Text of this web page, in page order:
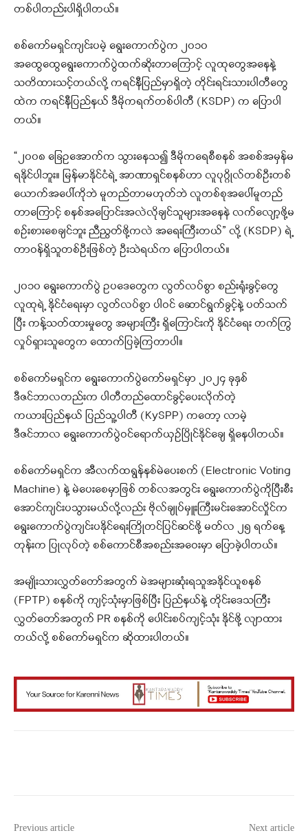
တစ်ပါတည်းပါရှိပါတယ်။
စစ်‌ကော်မရှင်ကျင်းပမဲ့ ရွေးကောက်ပွဲက ၂၀၁၀
အထွေထွေရွေးကောက်ပွဲထက်ဆိုးတာကြောင့် လူထုတွေအနေနဲ့
သတိထားသင့်တယ်လို့ ကရင်နီပြည်မှာရှိတဲ့ တိုင်းရင်းသားပါတီတွေ
ထဲက ကရင်နီပြည်နယ် ဒီမိုကရက်တစ်ပါတီ (KSDP) က ပြောပါ
တယ်။
“၂၀၀၈ ခြေဥအောက်က သွားနေသ၍ ဒီမိုကရေစီစနစ် အစစ်အမှန်မ
ရနိုင်ပါဘူး။ မြန်မာနိုင်ငံရဲ့ အာဏာရှင်စနစ်ဟာ လူပုဂ္ဂိုလ်တစ်ဦးတစ်
ယောက်အပေါ်ကိုဘဲ မူတည်တာမဟုတ်ဘဲ လူတစ်စုအပေါ်မူတည်
တာကြောင့် စနစ်အပြောင်းအလဲလိုချင်သူများအနေနဲ လက်လျော့ဖို့မ
စဥ်းစားစေချင်ဘူး ညီညွတ်ဖို့ကလဲ အရေးကြီးတယ်” လို့ (KSDP) ရဲ့
တာဝန်ရှိသူတစ်ဦးဖြစ်တဲ့ ဦးသဲရယ်က ပြောပါတယ်။
၂၀၁၀ ရွေးကောက်ပွဲ ဥပဒေတွေက လွတ်လပ်စွာ စည်းရုံးခွင့်တွေ
လူထုရဲ့ နိုင်ငံရေးမှာ လွတ်လပ်စွာ ပါဝင် ဆောင်ရွက်ခွင့်နဲ့ ပတ်သက်
ပြီး ကန့်သတ်ထားမှုတွေ အများကြီး ရှိကြောင်းကို နိုင်ငံရေး တက်ကြွ
လှုပ်ရှားသူတွေက ထောက်ပြခဲ့ကြတာပါ။
စစ်ကော်မရှင်က ရွေးကောက်ပွဲ‌ကော်မရှင်မှာ ၂၀၂၄ ခုနှစ်
ဒီဇင်ဘာလတည်းက ပါတီတည်ထောင်ခွင့်ပေးလိုက်တဲ့
ကယားပြည်နယ် ပြည်သူ့ပါတီ (KySPP) ကတော့ လာမဲ့
ဒီဇင်ဘာလ ရွေးကောက်ပွဲဝင်ရောက်ယှဥ်ပြိုင်နိုင်ချေ ရှိနေပါတယ်။
စစ်ကော်မရှင်က အီလက်ထရွန်နစ်မဲပေးစက် (Electronic Voting
Machine) နဲ့ မဲပေးစေမှာဖြစ် တစ်လအတွင်း ရွေးကောက်ပွဲကိုပြီးစီး
အောင်ကျင်းပသွားမယ်လို့လည်း ဗိုလ်ချုပ်မှူးကြီးမင်းအောင်လှိုင်က
ရွေးကောက်ပွဲကျင်းပနိုင်ရေးကြိုတင်ပြင်ဆင်ဖို့ မတ်လ ၂၅ ရက်နေ့
တုန်းက ပြုလုပ်တဲ့ စစ်ကောင်စီအစည်းအဝေးမှာ ပြောခဲ့ပါတယ်။
အမျိုးသားလွှတ်တော်အတွက် မဲအများဆုံးရသူအနိုင်ယူစနစ်
(FPTP) စနစ်ကို ကျင့်သုံးမှာဖြစ်ပြီး ပြည်နယ်နဲ့ တိုင်းဒေသကြီး
လွှတ်တော်အတွက် PR စနစ်ကို ပေါင်းစပ်ကျင့်သုံး နိုင်ဖို့ လျာထား
တယ်လို့ စစ်ကော်မရှင်က ဆိုထားပါတယ်။
Previous article Next article